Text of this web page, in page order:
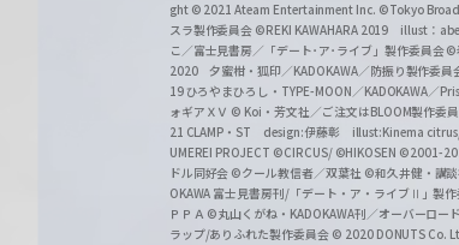
ght © 2021 Ateam Entertainment Inc. ©Tokyo
スラ製作委員会 ©REKI KAWAHARA 2019 illust：
こ／富士見書房／「デート･ア･ライブ」製作委員会©
2020 夕蜜柑・狐印／KADOKAWA／防振り製作委員
19 ひろやまひろし・TYPE-MOON／KADOKAWA／
ォギアＸＶ © Koi・芳文社／ご注文はBLOOM製作委
21 CLAMP・ST design:伊藤彰 illust:Kinema
UMEREI PROJECT ©CIRCUS/ ©HIKOSEN ©2001-
ドル同好会 ©クール教信者／双葉社 ©和久井健・講
OKAWA 富士見書房刊/「デート・ア・ライブⅡ」製
ＰＰＡ ©丸山くがね・KADOKAWA刊／オーバーロー
ラップ/ありふれた製作委員会 © 2020 DONUTS Co.